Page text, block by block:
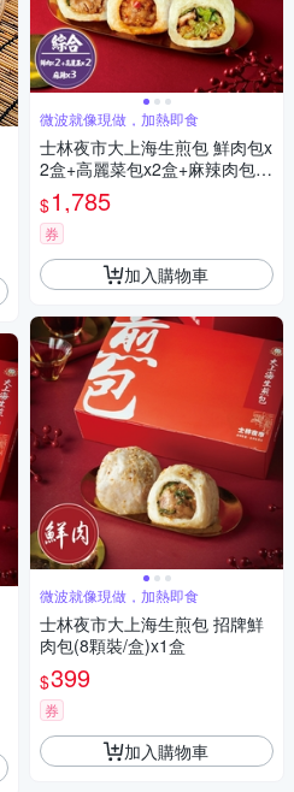
微波就像現做，加熱即食
士林夜市大上海生煎包 鮮肉包x
2盒+高麗菜包x2盒+麻辣肉包x3
盒
$1,785
券
加入購物車
微波就像現做，加熱即食
士林夜市大上海生煎包 招牌鮮
肉包(8顆裝/盒)x1盒
$399
券
加入購物車